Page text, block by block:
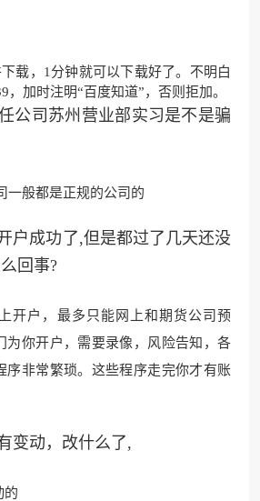
载，1分钟就可以下载好了。不明白
，加时注明“百度知道”，否则拒加。
公司苏州营业部实习是不是骗
一般都是正规的公司的
户成功了,但是都过了几天还没
回事?
开户，最多只能 网上和期货公司预
为你开户，需要录像，风险告知，各
序非常繁琐。这些程序走完你才有账
变动，改什么了,
的